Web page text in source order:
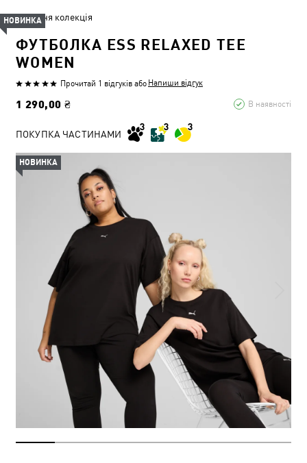
Літня колекція
ФУТБОЛКА ESS RELAXED TEE
WOMEN
Прочитай 1 відгуків або Напиши відгук
1 290,00 ₴ В наявності
НОВИНКА
ПОКУПКА ЧАСТИНАМИ
НОВИНКА